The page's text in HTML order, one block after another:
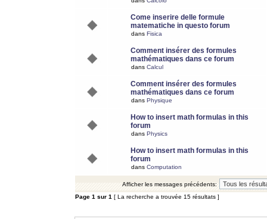
Come inserire delle formule
matematiche in questo forum
dans Fisica
Comment insérer des formules
mathématiques dans ce forum
dans Calcul
Comment insérer des formules
mathématiques dans ce forum
dans Physique
How to insert math formulas in this
forum
dans Physics
How to insert math formulas in this
forum
dans Computation
Afficher les messages précédents:
Page 1 sur 1 [ La recherche a trouvée 15 résultats ]